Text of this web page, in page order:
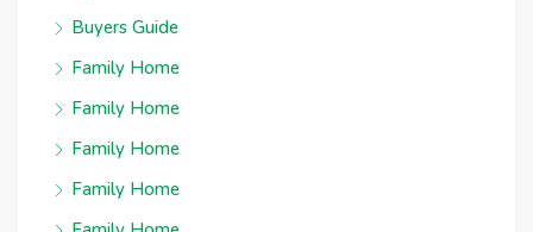
Buyers Guide
Family Home
Family Home
Family Home
Family Home